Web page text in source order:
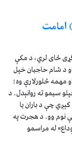
ځای لري، د مکې
دی او د شام حاجیان خپل
مهمه څلورلارې وه؛
سیمو ته روانېدل. د
چې د باران یا
نوم وو. د هجرت په
له مراسمو